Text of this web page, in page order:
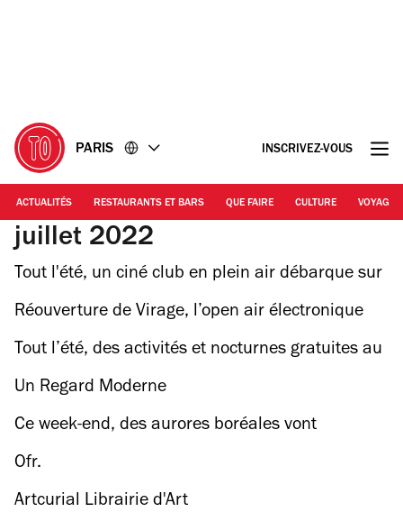
PARIS INSCRIVEZ-VOUS
ACTUALITÉS RESTAURANTS ET BARS QUE FAIRE CULTURE VOYAGE
juillet 2022
Tout l'été, un ciné club en plein air débarque sur
le rooftop de l'hôtel Paradiso
Réouverture de Virage, l’open air électronique
installé sous le périph
Tout l’été, des activités et nocturnes gratuites au
musée du Quai Branly
Un Regard Moderne
Ce week-end, des aurores boréales vont
apparaître au-dessus de l’Hôtel de Ville
Ofr.
Artcurial Librairie d'Art